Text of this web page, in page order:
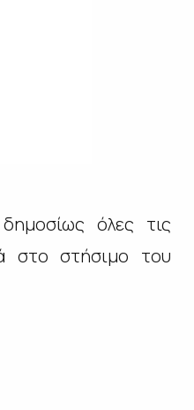
όλες τις
στο στήσιμο του